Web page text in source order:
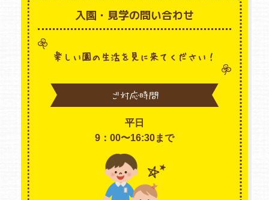
入園・見学の問い合わせ
楽しい園の生活を見に来てください！
ご対応時間
平日
9：00〜16:30まで